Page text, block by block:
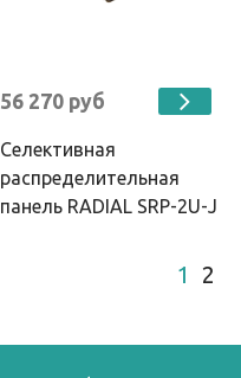
56 270 руб
Селективная
распределительная
панель RADIAL SRP-2U-J
1 2